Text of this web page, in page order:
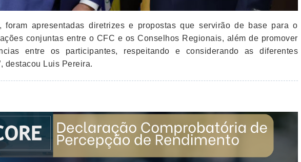
foram apresentadas diretrizes e propostas que servirão de base para o
conjuntas entre o CFC e os Conselhos Regionais, além de promover
entre os participantes, respeitando e considerando as diferentes
destacou Luis Pereira.